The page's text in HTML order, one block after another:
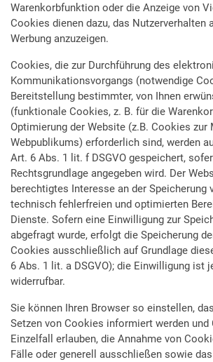
Warenkorbfunktion oder die Anzeige von
Cookies dienen dazu, das Nutzerverhalten
Werbung anzuzeigen.
Cookies, die zur Durchführung des
Kommunikationsvorgangs (notwendige
Bereitstellung bestimmter, von Ihnen
(funktionale Cookies, z. B. für die
Optimierung der Website (z.B. Cookies zur
Webpublikums) erforderlich sind, werden
Art. 6 Abs. 1 lit. f DSGVO gespeichert,
Rechtsgrundlage angegeben wird. Der
berechtigtes Interesse an der Speicherung
technisch fehlerfreien und optimierten
Dienste. Sofern eine Einwilligung zur
abgefragt wurde, erfolgt die Speicherung
Cookies ausschließlich auf Grundlage
6 Abs. 1 lit. a DSGVO); die Einwilligung ist
widerrufbar.
Sie können Ihren Browser so einstellen,
Setzen von Cookies informiert werden
Einzelfall erlauben, die Annahme von
Fälle oder generell ausschließen sowie